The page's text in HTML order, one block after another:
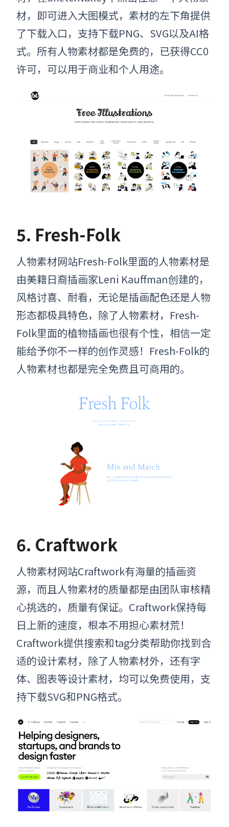
材，即可进入大图模式，素材的左下角提供
了下载入口，支持下载PNG、SVG以及AI格
式。所有人物素材都是免费的，已获得CC0
许可，可以用于商业和个人用途。
5. Fresh-Folk
人物素材网站Fresh-Folk里面的人物素材是
由美籍日裔插画家Leni Kauffman创建的，
风格讨喜、耐看，无论是插画配色还是人物
形态都极具特色，除了人物素材，Fresh-
Folk里面的植物插画也很有个性，相信一定
能给予你不一样的创作灵感！Fresh-Folk的
人物素材也都是完全免费且可商用的。
6. Craftwork
人物素材网站Craftwork有海量的插画资
源，而且人物素材的质量都是由团队审核精
心挑选的，质量有保证。Craftwork保持每
日上新的速度，根本不用担心素材荒！
Craftwork提供搜索和tag分类帮助你找到合
适的设计素材，除了人物素材外，还有字
体、图表等设计素材，均可以免费使用，支
持下载SVG和PNG格式。